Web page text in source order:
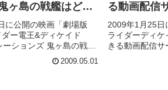
ヶ島の戦艦はどこ
今すぐ視聴できる
ービスを紹介！
に公開の映画「劇場版
ー電王&ディケイド
ーションズ 鬼ヶ島の戦
視聴できる動画配信サー
を徹底紹介。あらすじや
2009.05.01
る動画配信
2009年1月25日
ライダーディ
きる動画配信